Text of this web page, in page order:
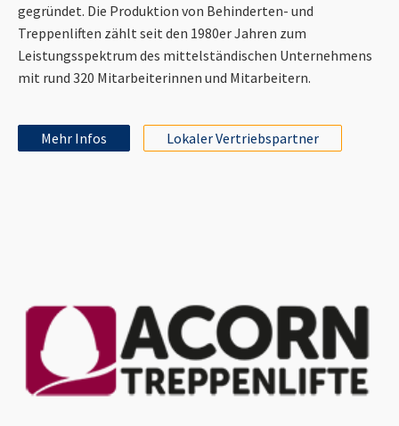
gegründet. Die Produktion von Behinderten- und
Treppenliften zählt seit den 1980er Jahren zum
Leistungsspektrum des mittelständischen Unternehmens
mit rund 320 Mitarbeiterinnen und Mitarbeitern.
Mehr Infos Lokaler Vertriebspartner